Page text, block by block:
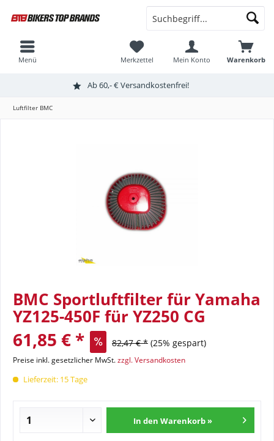
Ab 60,- € Versandkostenfrei!
Warenkorb
Merkzettel Mein Konto
Menü
Luftfilter BMC
BMC Sportluftfilter für Yamaha
YZ125-450F für YZ250 CG
61,85 € * 82,47 € * (25% gespart)
Preise inkl. gesetzlicher MwSt.zzgl. Versandkosten
Lieferzeit: 15 Tage
In den Warenkorb »